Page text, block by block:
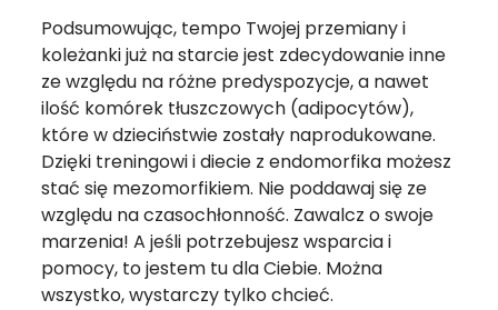
Podsumowując, tempo Twojej przemiany i
koleżanki już na starcie jest zdecydowanie inne
ze względu na różne predyspozycje, a nawet
ilość komórek tłuszczowych (adipocytów),
które w dzieciństwie zostały naprodukowane.
Dzięki treningowi i diecie z endomorfika możesz
stać się mezomorfikiem. Nie poddawaj się ze
względu na czasochłonność. Zawalcz o swoje
marzenia! A jeśli potrzebujesz wsparcia i
pomocy, to jestem tu dla Ciebie. Można
wszystko, wystarczy tylko chcieć.